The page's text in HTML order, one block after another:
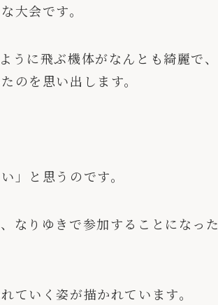
大会です。
うに飛ぶ機体がなんとも綺麗で、
のを思い出します。
」と思うのです。
なりゆきで参加することになった
ていく姿が描かれています。